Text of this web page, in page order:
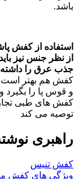
باشد.
از نظر جنس نیز
جذب عرق را داشته
کفش هم بهتر است
و قوس پا را بگیرد
کفش های طبی
توصیه می کند
راهبری
کفش تنیس
ویژگی های کفش